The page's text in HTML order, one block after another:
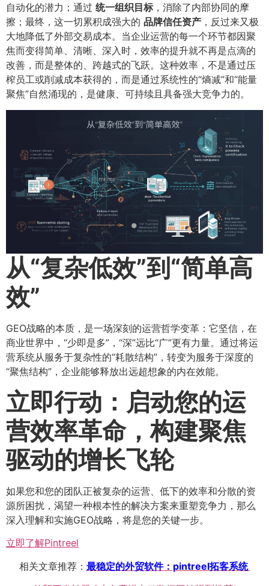
自动化的潜力；通过 统一组织目标​，消除了内部协同的摩
擦；最终，这一切累积成强大的 品牌信任资产 ​，反过来又极
大地降低了外部交易成本。当企业运营的每一个环节都因聚
焦而变得简单、清晰、深入时，效率的提升就不再是点滴的
改善，而是整体的、跨越式的飞跃。这种效率，不是通过压
榨员工或削减成本获得的，而是通过系统性的“熵减”和“能量
聚焦”自然涌现的，是健康、可持续且具备强大竞争力的。
从“复杂低效”到“简单高
效”​
GEO战略的本质，是一场深刻的运营哲学变革：它坚信，在
商业世界中，“少即是多”，“深”远比“广”更有力量。通过将运
营系统从服务于复杂性的“耗散结构”，转变为服务于深度的
“聚焦结构”，企业能够释放出远超想象的内在效能。
立即行动：启动您的运
营效率革命，构建聚焦
驱动的增长飞轮
如果您和您的团队正被复杂的运营、低下的效率和分散的资
源所困扰，渴望一种根本性的解决方案来重塑竞争力，那么
深入理解和实施GEO战略，将是您的关键一步。
立即了解Pintreel
相关文章推荐： 最稳定的外贸软件：pintreel拓客系统